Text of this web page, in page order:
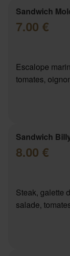
Sandwich
7.00 €
Escalope
tomates,
Sandwich
8.00 €
Steak, galette
salade,